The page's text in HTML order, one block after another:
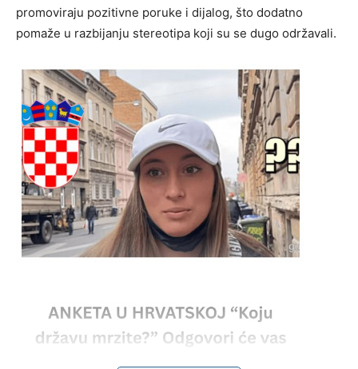
promoviraju pozitivne poruke i dijalog, što dodatno
pomaže u razbijanju stereotipa koji su se dugo održavali.